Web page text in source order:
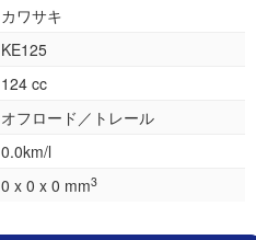
カワサキ
KE125
124 cc
オフロード／トレール
0.0km/l
0 x 0 x 0 mm3